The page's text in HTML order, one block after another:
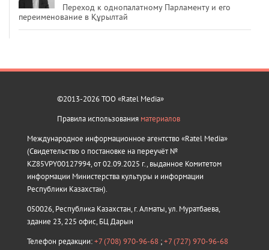
Переход к однопалатному Парламенту и его
переименование в Құрылтай
©2013-2026 ТОО «Ratel Media»
Правила использования материалов
Международное информационное агентство «Ratel Media»
(Свидетельство о постановке на переучёт №
KZ85VPY00127994, от 02.09.2025 г., выданное Комитетом
информации Министерства культуры и информации
Республики Казахстан).
050026, Республика Казахстан, г. Алматы, ул. Муратбаева,
здание 23, 225 офис, БЦ Дарын
Телефон редакции:+7 (708) 970-96-68 ;+7 (727) 970-96-68